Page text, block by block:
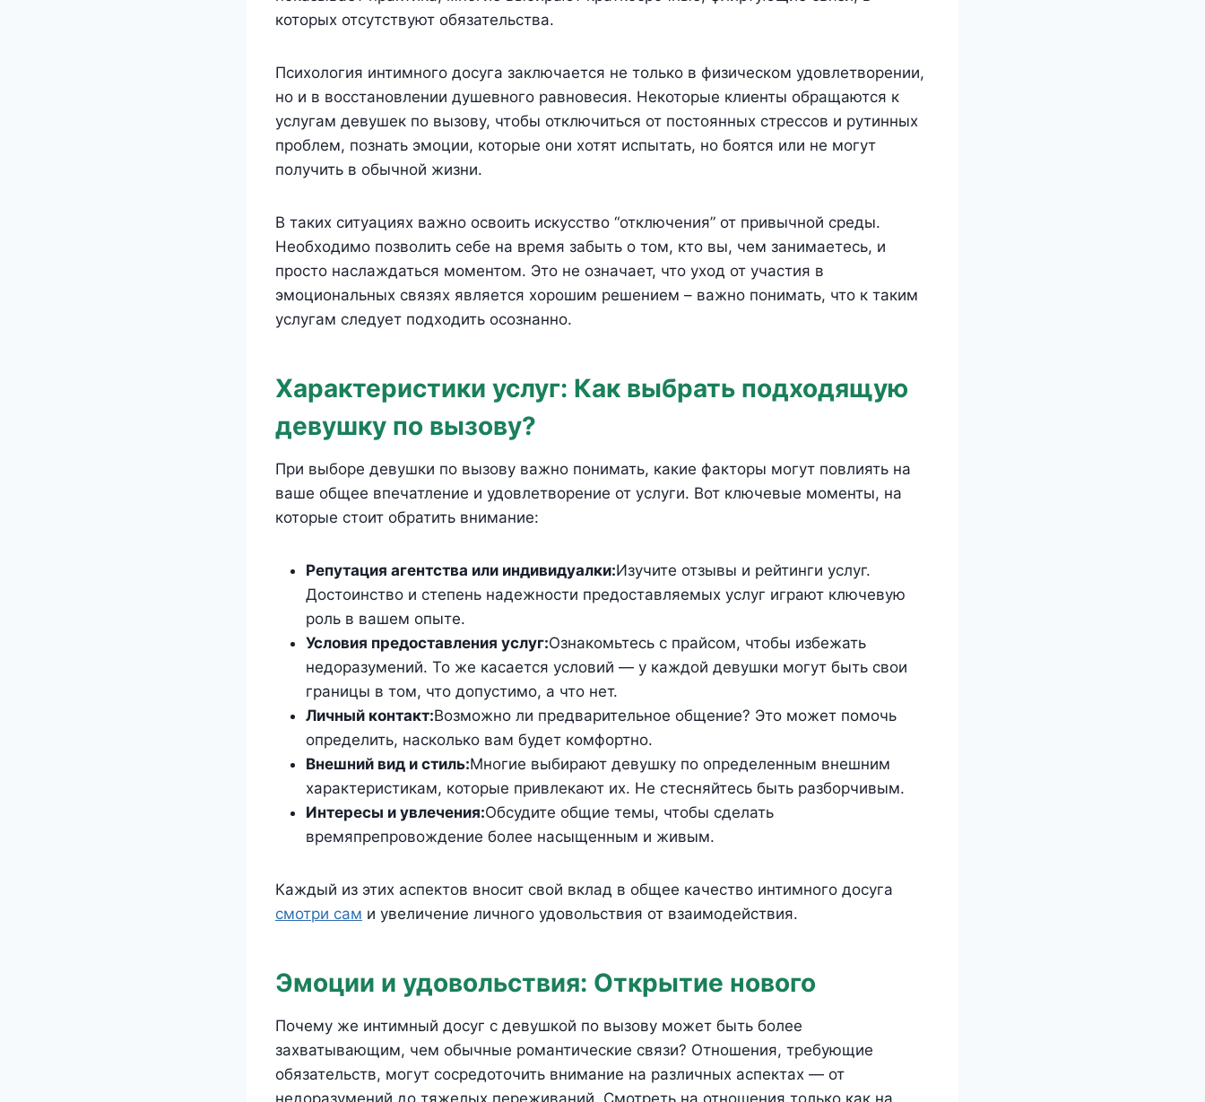
которых отсутствуют обязательства.
Психология интимного досуга заключается не только в физическом удовлетворении,
но и в восстановлении душевного равновесия. Некоторые клиенты обращаются к
услугам девушек по вызову, чтобы отключиться от постоянных стрессов и рутинных
проблем, познать эмоции, которые они хотят испытать, но боятся или не могут
получить в обычной жизни.
В таких ситуациях важно освоить искусство “отключения” от привычной среды.
Необходимо позволить себе на время забыть о том, кто вы, чем занимаетесь, и
просто наслаждаться моментом. Это не означает, что уход от участия в
эмоциональных связях является хорошим решением – важно понимать, что к таким
услугам следует подходить осознанно.
Характеристики услуг: Как выбрать подходящую
девушку по вызову?
При выборе девушки по вызову важно понимать, какие факторы могут повлиять на
ваше общее впечатление и удовлетворение от услуги. Вот ключевые моменты, на
которые стоит обратить внимание:
Репутация агентства или индивидуалки:Изучите отзывы и рейтинги услуг.
Достоинство и степень надежности предоставляемых услуг играют ключевую
роль в вашем опыте.
Условия предоставления услуг:Ознакомьтесь с прайсом, чтобы избежать
недоразумений. То же касается условий — у каждой девушки могут быть свои
границы в том, что допустимо, а что нет.
Личный контакт:Возможно ли предварительное общение? Это может помочь
определить, насколько вам будет комфортно.
Внешний вид и стиль:Многие выбирают девушку по определенным внешним
характеристикам, которые привлекают их. Не стесняйтесь быть разборчивым.
Интересы и увлечения:Обсудите общие темы, чтобы сделать
времяпрепровождение более насыщенным и живым.
Каждый из этих аспектов вносит свой вклад в общее качество интимного досуга
смотри сам и увеличение личного удовольствия от взаимодействия.
Эмоции и удовольствия: Открытие нового
Почему же интимный досуг с девушкой по вызову может быть более
захватывающим, чем обычные романтические связи? Отношения, требующие
обязательств, могут сосредоточить внимание на различных аспектах — от
недоразумений до тяжелых переживаний. Смотреть на отношения только как на